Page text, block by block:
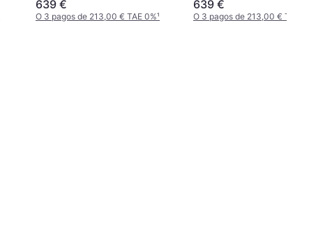
639 €
O 3 pagos de 213,00 € TAE 0%¹
639 €
O 3 pagos de 213,00 € TAE